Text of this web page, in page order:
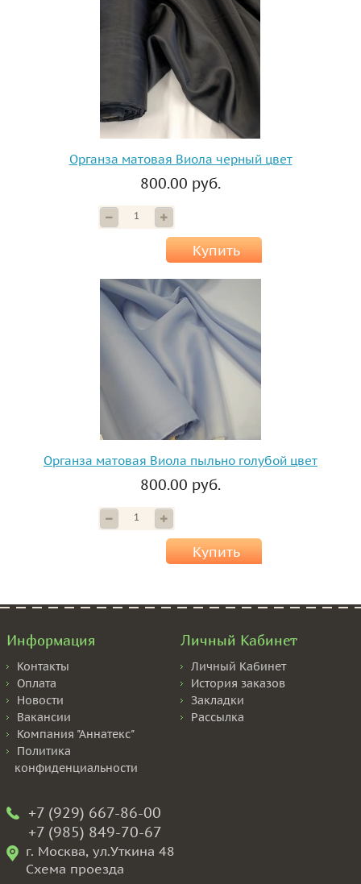
Органза матовая Виола черный цвет
800.00 руб.
Купить
Органза матовая Виола пыльно голубой цвет
800.00 руб.
Купить
Информация
Контакты
Оплата
Новости
Вакансии
Компания "Аннатекс"
Политика
конфиденциальности
Личный Кабинет
Личный Кабинет
История заказов
Закладки
Рассылка
+7 (929) 667-86-00
+7 (985) 849-70-67
г. Москва, ул.Уткина 48
Схема проезда